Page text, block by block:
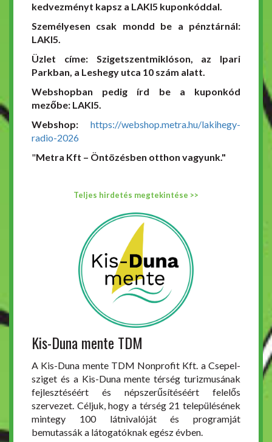
kedvezményt kapsz a LAKI5 kuponkóddal.
Személyesen csak mondd be a pénztárnál:
LAKI5.
Üzlet címe: Szigetszentmiklóson, az Ipari
Parkban, a Leshegy utca 10 szám alatt.
Webshopban pedig írd be a kuponkód
mezőbe: LAKI5.
Webshop: https://webshop.metra.hu/lakihegy-
radio-2026
"Metra Kft – Öntözésben otthon vagyunk."
Teljes hirdetés megtekintése >>
Kis-Duna mente TDM
A Kis-Duna mente TDM Nonprofit Kft. a Csepel-
sziget és a Kis-Duna mente térség turizmusának
fejlesztéséért és népszerűsítéséért felelős
szervezet. Céljuk, hogy a térség 21 településének
mintegy 100 látnivalóját és programját
bemutassák a látogatóknak egész évben.